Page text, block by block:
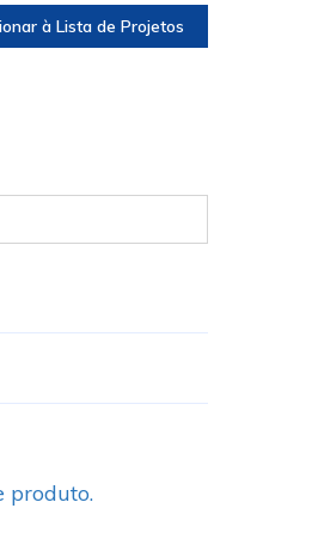
à Lista de Projetos
produto.